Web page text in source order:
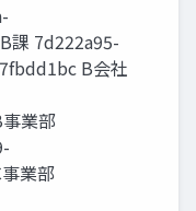
課 7d222a95-
B会社
業部
業部